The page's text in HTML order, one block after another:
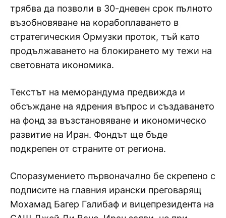
трябва да позволи в 30-дневен срок пълното
възобновяване на корабоплаването в
стратегическия Ормузки проток, тъй като
продължаването на блокирането му тежи на
световната икономика.
Текстът на меморандума предвижда и
обсъждане на ядрения въпрос и създаването
на фонд за възстановяване и икономическо
развитие на Иран. Фондът ще бъде
подкрепен от страните от региона.
Споразумението първоначално бе скрепено с
подписите на главния ирански преговарящ
Мохамад Багер Галибаф и вицепрезидента на